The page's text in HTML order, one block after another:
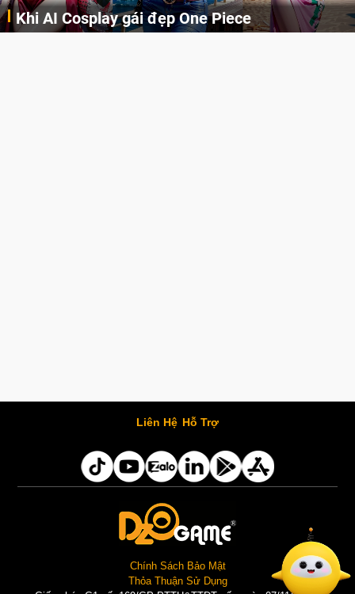
Khi AI Cosplay gái đẹp One Piece
Liên Hệ Hỗ Trợ
Chính Sách Bảo Mật
Thỏa Thuận Sử Dụng